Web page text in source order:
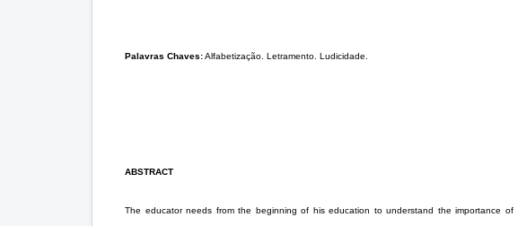
Palavras Chaves:Alfabetização. Letramento. Ludicidade.
ABSTRACT
The educator needs from the beginning of his education to understand the importance